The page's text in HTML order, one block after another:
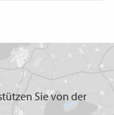
Sie von der